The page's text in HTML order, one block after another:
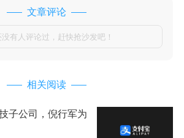
文章评论
有人评论过，赶快抢沙发吧！
相关阅读
子公司，倪行军为